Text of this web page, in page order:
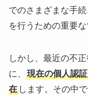
でのさまざまな手
を行うための重要な
しかし、最近の不
に、 現在の個人認
在します。その中で